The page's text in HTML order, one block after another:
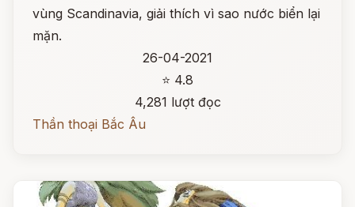
vùng Scandinavia, giải thích vì sao nước biển lại
mặn.
26-04-2021
⭐ 4.8
4,281 lượt đọc
Thần thoại Bắc Âu